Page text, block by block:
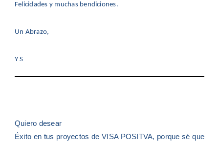
Felicidades y muchas bendiciones.
Un Abrazo,
Y S
Quiero desear
Éxito en tus proyectos de VISA POSITVA, porque sé que